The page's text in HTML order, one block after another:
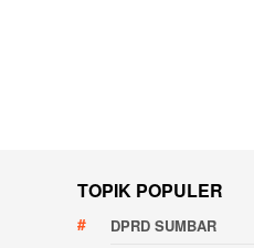
TOPIK POPULER
DPRD SUMBAR